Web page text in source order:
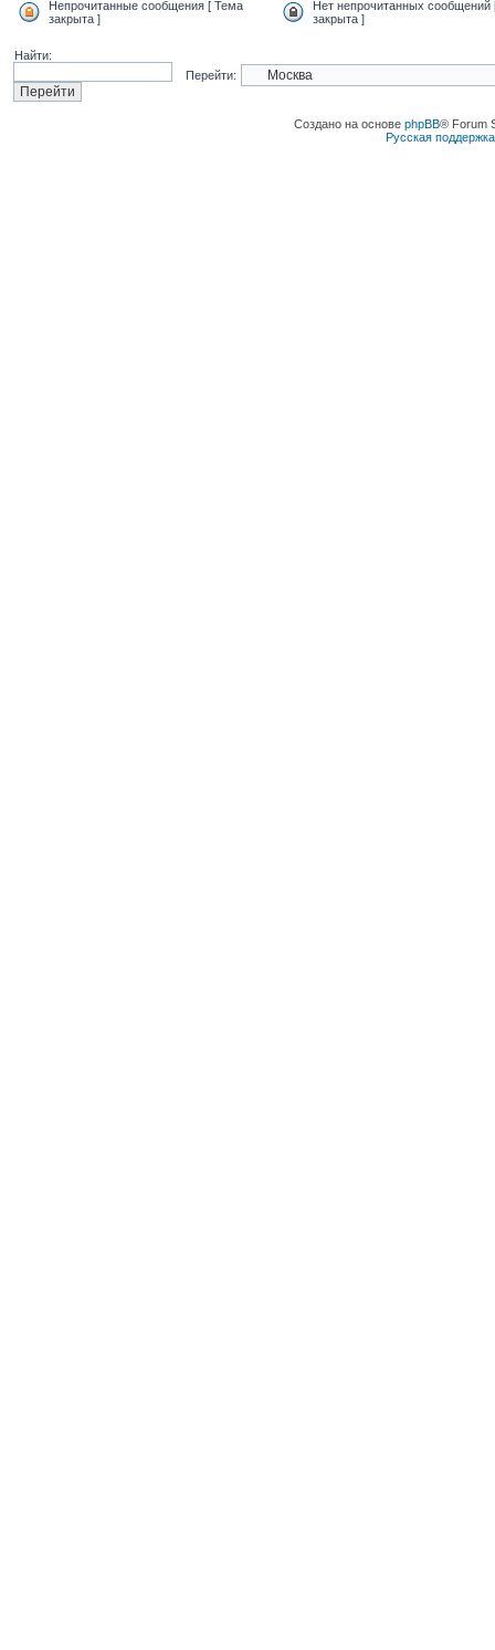
Непрочитанные сообщения [ Тема
закрыта ]
Нет непрочитанных сообщений
закрыта ]
Найти:
Перейти:
Создано на основе phpBB® Forum
Русская